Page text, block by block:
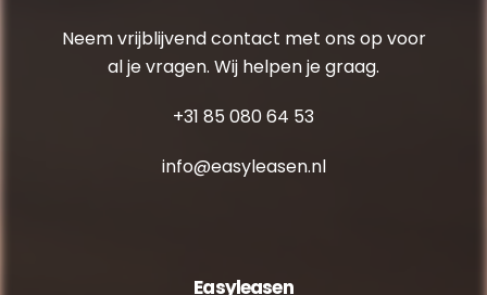
Neem vrijblijvend contact met ons op voor
al je vragen. Wij helpen je graag.
+31 85 080 64 53
info@easyleasen.nl
Easyleasen